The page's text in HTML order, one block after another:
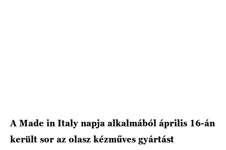
A Made in Italy napja alkalmából április 16-án
került sor az olasz kézműves gyártást